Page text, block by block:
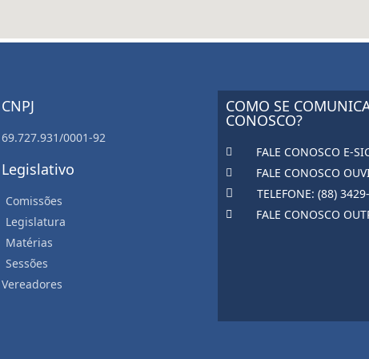
CNPJ
69.727.931/0001-92
Legislativo
Comissões
Legislatura
Matérias
Sessões
Vereadores
COMO SE
CONOSCO?
FALE CONOSCO E-
FALE CONOSCO
TELEFONE: (88)
FALE CONOSCO